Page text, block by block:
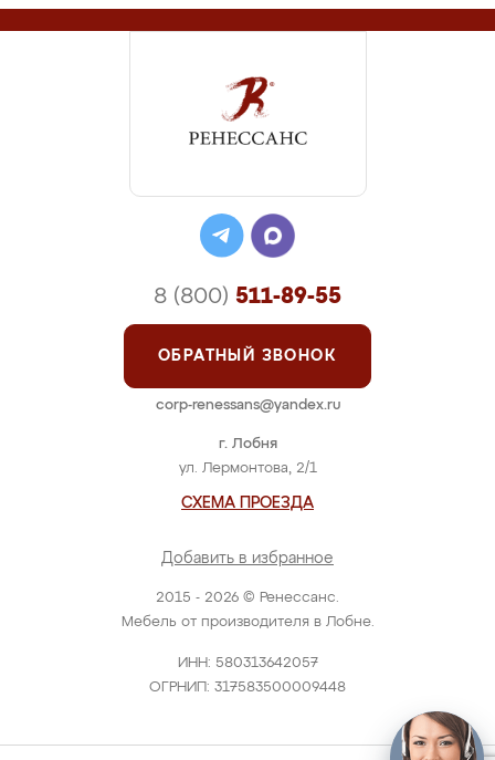
2015 - 2026 © Ренессанс.
Мебель от производителя в Лобне.
ИНН: 580313642057
ОГРНИП: 317583500009448
г. Лобня
ул. Лермонтова, 2/1
СХЕМА ПРОЕЗДА
Добавить в избранное
8 (800) 511-89-55
ОБРАТНЫЙ ЗВОНОК
corp-renessans@yandex.ru